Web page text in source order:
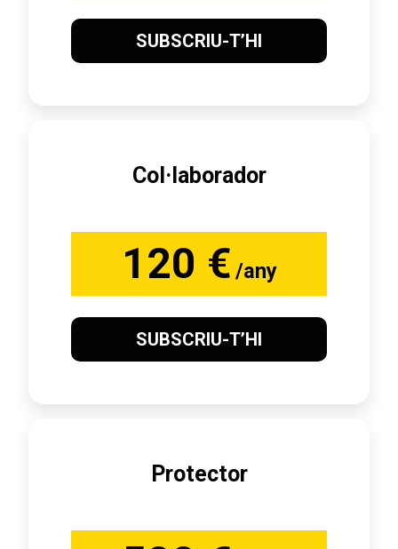
SUBSCRIU-T’HI
Col·laborador
120 € /any
SUBSCRIU-T’HI
Protector